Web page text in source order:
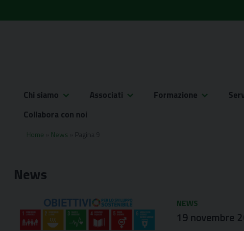
to
Chi siamo Associati Formazione
Collabora con noi
Home News Pagina 9
News
NEWS
19 novembre